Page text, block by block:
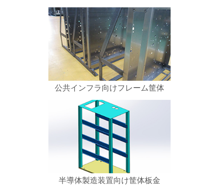
公共インフラ向けフレーム筐体
半導体製造装置向け筐体板金